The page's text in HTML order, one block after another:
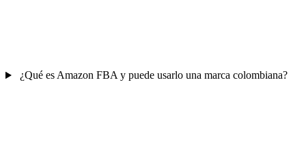
¿Qué es Amazon FBA y puede usarlo una marca colombiana?